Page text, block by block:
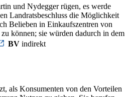
und Nydegger rügen, es werde
Landratsbeschluss die Möglichkeit
Belieben in Einkaufszentren von
zu können; sie würden dadurch in dem
BV indirekt
als Konsumenten von den Vorteilen